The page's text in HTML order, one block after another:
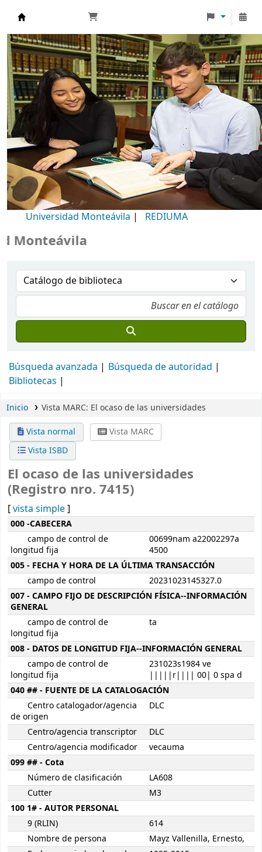
Biblioteca Universidad Monteávila
Universidad Monteávila | REDIUMA
Búsqueda avanzada
Búsqueda de autoridad
Bibliotecas
Inicio
Vista MARC: El ocaso de las universidades
Vista normal
Vista MARC
Vista ISBD
El ocaso de las universidades
(Registro nro. 7415)
[vista simple]
Detalles MARC
000 -CABECERA
campo de control de
longitud fija
00699nam a22002297a
4500
005 - FECHA Y HORA DE LA ÚLTIMA TRANSACCIÓN
campo de control
20231023145327.0
007 - CAMPO FIJO DE DESCRIPCIÓN FÍSICA--INFORMACIÓN
GENERAL
campo de control de
longitud fija
ta
008 - DATOS DE LONGITUD FIJA--INFORMACIÓN GENERAL
campo de control de
longitud fija
231023s1984 ve
|||||r|||| 00| 0 spa d
040 ## - FUENTE DE LA CATALOGACIÓN
Centro catalogador/agencia
de origen
DLC
Centro/agencia transcriptor
DLC
Centro/agencia modificador
vecauma
099 ## - Cota
Número de clasificación
LA608
Cutter
M3
100 1# - AUTOR PERSONAL
9 (RLIN)
614
Nombre de persona
Mayz Vallenilla, Ernesto,